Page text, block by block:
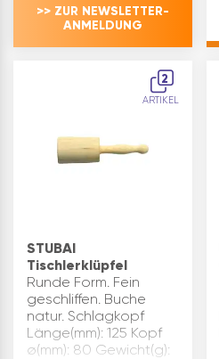
>> ZUR NEWSLETTER-
ANMELDUNG
2
ARTIKEL
STUBAI
Tischlerklüpfel
Runde Form. Fein
geschliffen. Buche
natur. Schlagkopf
Länge(mm): 125 Kopf
ø(mm): 80 Gewicht(g):